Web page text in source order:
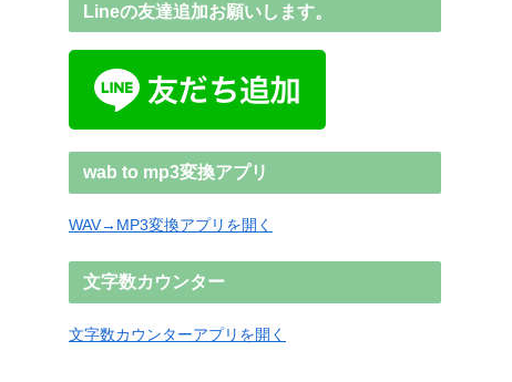
Lineの友達追加お願いします。
wab to mp3変換アプリ
WAV→MP3変換アプリを開く
文字数カウンター
文字数カウンターアプリを開く